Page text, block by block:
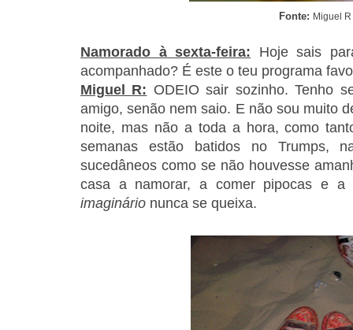
Fonte: Miguel R
Namorado à sexta-feira:
Hoje sais
acompanhado? É este o teu programa
Miguel R: ODEIO sair sozinho. Tenho
amigo, senão nem saio. E não sou muito
noite, mas não a toda a hora, como
semanas estão batidos no Trumps,
sucedâneos como se não houvesse
casa a namorar, a comer pipocas e
imaginário nunca se queixa.